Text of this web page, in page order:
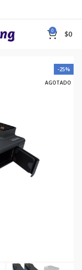
0 $0
-25%
AGOTADO